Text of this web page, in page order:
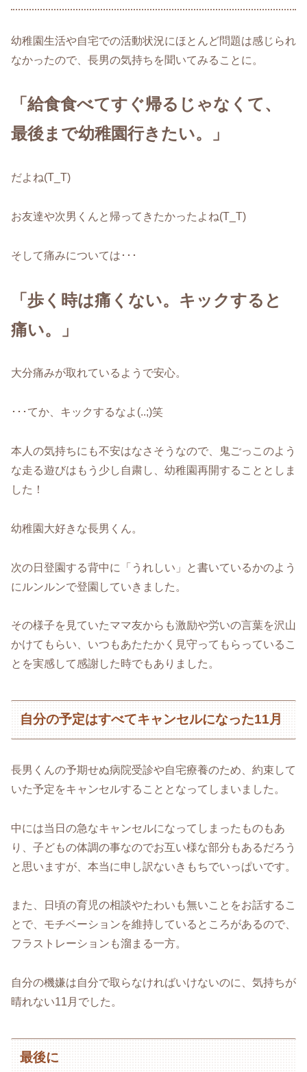
幼稚園生活や自宅での活動状況にほとんど問題は感じられ
なかったので、長男の気持ちを聞いてみることに。
「給食食べてすぐ帰るじゃなくて、
最後まで幼稚園行きたい。」
だよね(T_T)
お友達や次男くんと帰ってきたかったよね(T_T)
そして痛みについては･･･
「歩く時は痛くない。キックすると
痛い。」
大分痛みが取れているようで安心。
･･･てか、キックするなよ(..;)笑
本人の気持ちにも不安はなさそうなので、鬼ごっこのよう
な走る遊びはもう少し自粛し、幼稚園再開することとしま
した！
幼稚園大好きな長男くん。
次の日登園する背中に「うれしい」と書いているかのよう
にルンルンで登園していきました。
その様子を見ていたママ友からも激励や労いの言葉を沢山
かけてもらい、いつもあたたかく見守ってもらっているこ
とを実感して感謝した時でもありました。
自分の予定はすべてキャンセルになった11月
長男くんの予期せぬ病院受診や自宅療養のため、約束して
いた予定をキャンセルすることとなってしまいました。
中には当日の急なキャンセルになってしまったものもあ
り、子どもの体調の事なのでお互い様な部分もあるだろう
と思いますが、本当に申し訳ないきもちでいっぱいです。
また、日頃の育児の相談やたわいも無いことをお話するこ
とで、モチベーションを維持しているところがあるので、
フラストレーションも溜まる一方。
自分の機嫌は自分で取らなければいけないのに、気持ちが
晴れない11月でした。
最後に